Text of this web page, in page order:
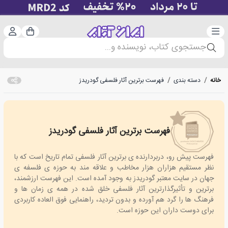
دسته‌بندی سبد
جستجوی کتاب، نویسنده و...
خانه / دسته بندی / فهرست برترین آثار فلسفی گودریدز
فهرست برترین آثار فلسفی گودریدز
Goodreads Best Philosophy Book
فهرست پیش رو، دربردارنده ی برترین آثار فلسفی تمام تاریخ است که با
نظر مستقیم هزاران هزار مخاطب و علاقه مند به حوزه ی فلسفه ی
جهان در سایت معتبر گودریدز به وجود آمده است. این فهرست ارزشمند،
برترین و تأثیرگذارترین آثار فلسفی خلق شده در همه ی زمان ها و
فرهنگ ها را گرد هم آورده و بدون تردید، راهنمایی فوق العاده کاربردی
برای دوست داران این حوزه است.